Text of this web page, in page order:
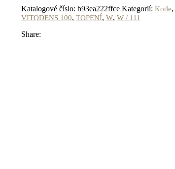
Katalogové číslo: b93ea222ffce Kategorií: Kotle,
VITODENS 100, TOPENÍ, W, W / 111
Share: